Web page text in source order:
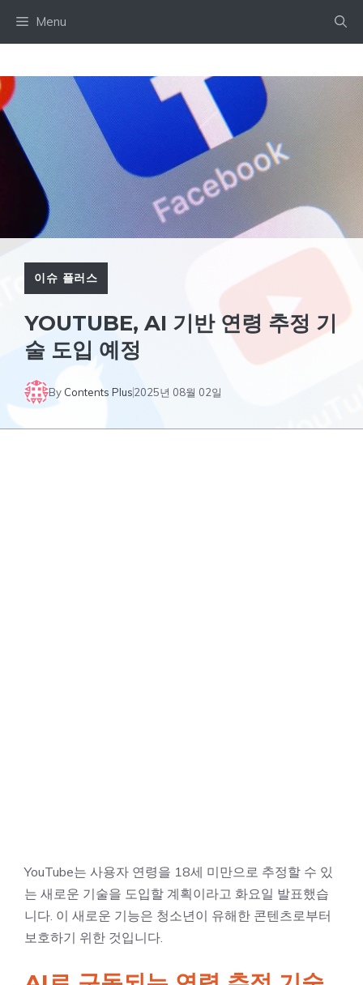
Menu
이슈 플러스
YOUTUBE, AI 기반 연령 추정 기
술 도입 예정
By Contents Plus2025년 08월 02일
YouTube는 사용자 연령을 18세 미만으로 추정할 수 있
는 새로운 기술을 도입할 계획이라고 화요일 발표했습
니다. 이 새로운 기능은 청소년이 유해한 콘텐츠로부터
보호하기 위한 것입니다.